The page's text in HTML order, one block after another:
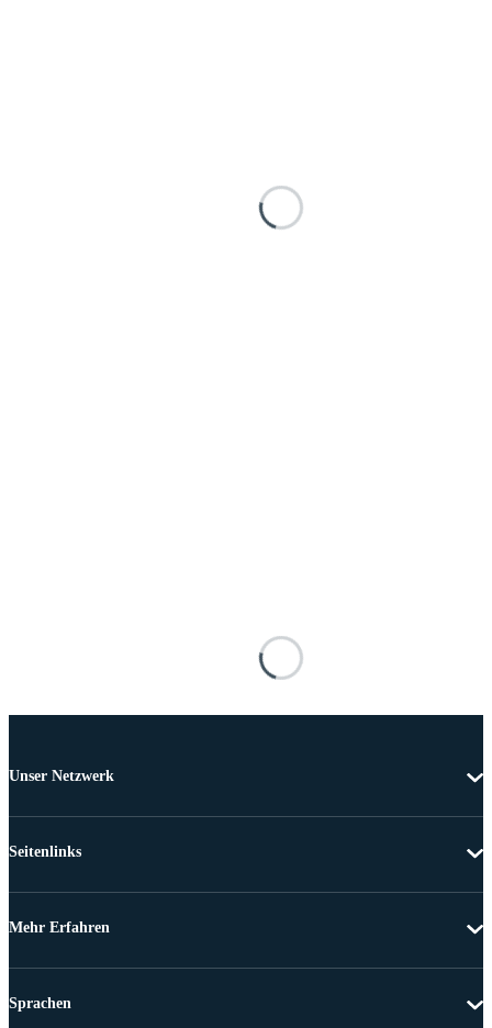
Unser Netzwerk
Seitenlinks
Mehr Erfahren
Sprachen